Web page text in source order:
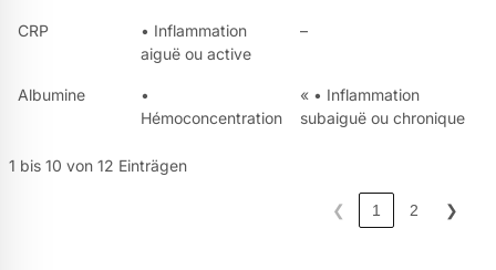
CRP
• Inflammation
aiguë ou active
–
Albumine
•
Hémoconcentration
« • Inflammation
subaiguë ou chronique
1 bis 10 von 12 Einträgen
❮ 1 2 ❯